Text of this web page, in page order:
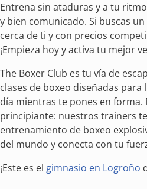
Entrena sin ataduras y a tu
y bien comunicado. Si buscas
cerca de ti y con precios
¡Empieza hoy y activa tu mejor
The Boxer Club es tu vía de
clases de boxeo diseñadas para
día mientras te pones en forma.
principiante: nuestros trainers
entrenamiento de boxeo
del mundo y conecta con tu
¡Este es el gimnasio en Logroño